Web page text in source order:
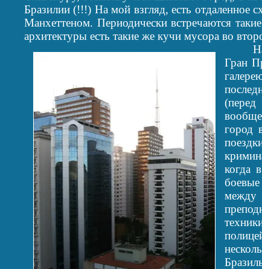
Бразилии (!!!) На мой взгляд, есть
Манхеттеном. Периодически встречаются
архитектуры есть такие же кучи мусора во
Гран
город
когда
между